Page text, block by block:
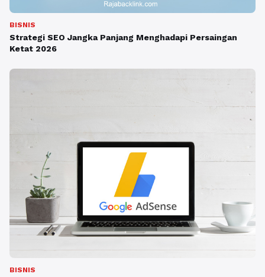
BISNIS
Strategi SEO Jangka Panjang Menghadapi Persaingan
Ketat 2026
BISNIS